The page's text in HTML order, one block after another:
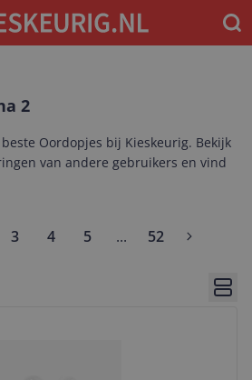
2
Oordopjes bij Kieskeurig. Bekijk
van andere gebruikers en vind
3 4 5 ...More pages
52